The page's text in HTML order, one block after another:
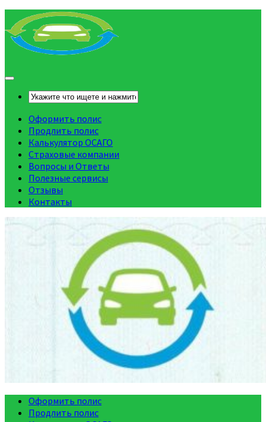
Оформить полис
Продлить полис
Калькулятор ОСАГО
Страховые компании
Вопросы и Ответы
Полезные сервисы
Отзывы
Контакты
Оформить полис
Продлить полис